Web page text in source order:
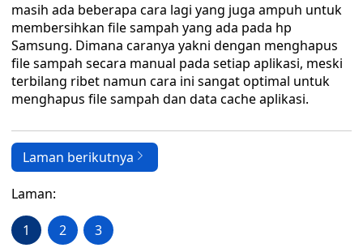
masih ada beberapa cara lagi yang juga ampuh untuk
membersihkan file sampah yang ada pada hp
Samsung. Dimana caranya yakni dengan menghapus
file sampah secara manual pada setiap aplikasi, meski
terbilang ribet namun cara ini sangat optimal untuk
menghapus file sampah dan data cache aplikasi.
Laman berikutnya
Laman:
1 2 3